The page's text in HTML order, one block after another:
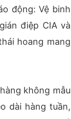
động: Vệ binh
điệp CIA và
hoang mang
không mẫu
dài hàng tuần,